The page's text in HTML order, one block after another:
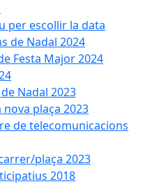
per escollir la data
de Nadal 2024
Festa Major 2024
Nadal 2023
plaça 2023
de telecomunicacions
plaça 2023
2018